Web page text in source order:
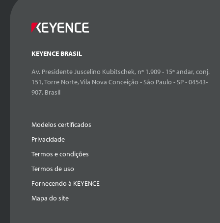
KEYENCE BRASIL
Av. Presidente Juscelino Kubitschek, nº 1.909 - 15º andar, conj.
151, Torre Norte, Vila Nova Conceição - São Paulo - SP - 04543-
907, Brasil
Modelos certificados
Privacidade
Termos e condições
Termos de uso
Fornecendo à KEYENCE
Mapa do site